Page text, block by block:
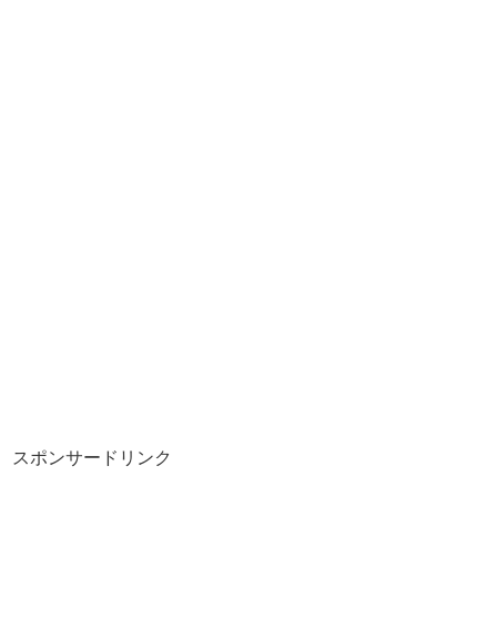
スポンサードリンク